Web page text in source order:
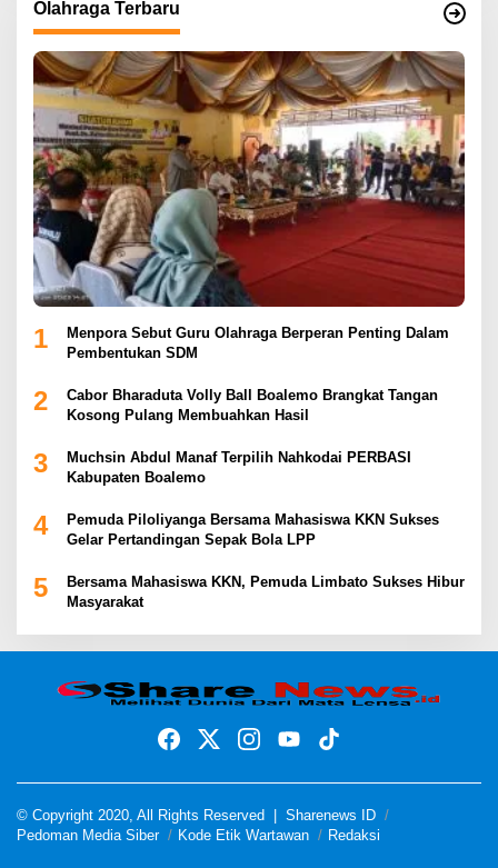
Olahraga Terbaru
1
Menpora Sebut Guru Olahraga Berperan Penting Dalam
Pembentukan SDM
2
Cabor Bharaduta Volly Ball Boalemo Brangkat Tangan
Kosong Pulang Membuahkan Hasil
3
Muchsin Abdul Manaf Terpilih Nahkodai PERBASI
Kabupaten Boalemo
4
Pemuda Piloliyanga Bersama Mahasiswa KKN Sukses
Gelar Pertandingan Sepak Bola LPP
5
Bersama Mahasiswa KKN, Pemuda Limbato Sukses Hibur
Masyarakat
© Copyright 2020, All Rights Reserved | Sharenews ID
Pedoman Media Siber
Kode Etik Wartawan Redaksi